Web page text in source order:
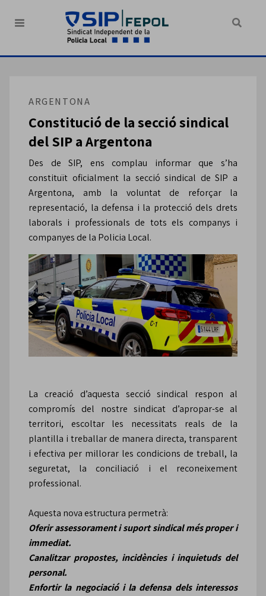
ARGENTONA
Constitució de la secció sindical
del SIP a Argentona
Des de SIP, ens complau informar que s’ha
constituït oficialment la secció sindical de SIP a
Argentona, amb la voluntat de reforçar la
representació, la defensa i la protecció dels drets
laborals i professionals de tots els companys i
companyes de la Policia Local.
La creació d’aquesta secció sindical respon al
compromís del nostre sindicat d’apropar-se al
territori, escoltar les necessitats reals de la
plantilla i treballar de manera directa, transparent
i efectiva per millorar les condicions de treball, la
seguretat, la conciliació i el reconeixement
professional.
Aquesta nova estructura permetrà:
Oferir assessorament i suport sindical més proper i
immediat.
Canalitzar propostes, incidències i inquietuds del
personal.
Enfortir la negociació i la defensa dels interessos